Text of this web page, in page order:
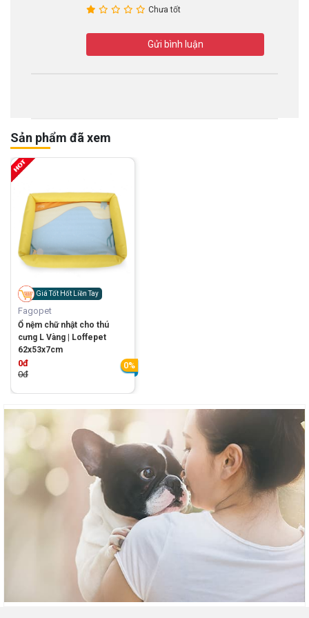
Chưa tốt
Gửi bình luận
Sản phẩm đã xem
Giá Tốt Hốt Liền Tay
Fagopet
Ổ nệm chữ nhật cho thú
cưng L Vàng | Loffepet
62x53x7cm
0đ
0đ
0%